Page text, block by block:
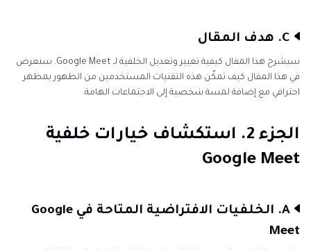
C. هدف المقال
سيشرح هذا المقال كيفية تغيير وتعديل الخلفية لـ Google Meet. سنعرض
في هذا المقال كيف تمكّن هذه التقنيات المستخدمين من الظهور بمظهر
احترافي مع إضافة لمسة شخصية إلى الاجتماعات الهامة.
الجزء 2. استكشاف خيارات خلفية
Google Meet
A. الخلفيات الافتراضية المتاحة في Google
Meet